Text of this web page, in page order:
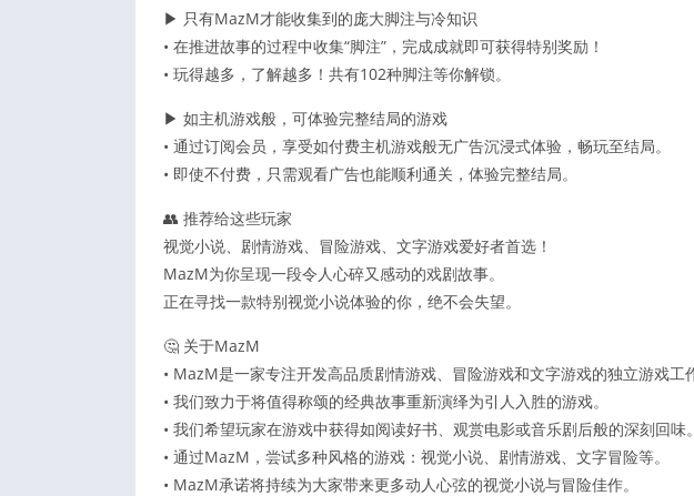
▶ 只有MazM才能收集到的庞大脚注与冷知识
• 在推进故事的过程中收集“脚注”，完成成就即可获得特别奖励！
• 玩得越多，了解越多！共有102种脚注等你解锁。
▶ 如主机游戏般，可体验完整结局的游戏
• 通过订阅会员，享受如付费主机游戏般无广告沉浸式体验，畅玩至结局。
• 即使不付费，只需观看广告也能顺利通关，体验完整结局。
👥 推荐给这些玩家
视觉小说、剧情游戏、冒险游戏、文字游戏爱好者首选！
MazM为你呈现一段令人心碎又感动的戏剧故事。
正在寻找一款特别视觉小说体验的你，绝不会失望。
🤔 关于MazM
• MazM是一家专注开发高品质剧情游戏、冒险游戏和文字游戏的独立游戏工
• 我们致力于将值得称颂的经典故事重新演绎为引人入胜的游戏。
• 我们希望玩家在游戏中获得如阅读好书、观赏电影或音乐剧后般的深刻回味。
• 通过MazM，尝试多种风格的游戏：视觉小说、剧情游戏、文字冒险等。
• MazM承诺将持续为大家带来更多动人心弦的视觉小说与冒险佳作。